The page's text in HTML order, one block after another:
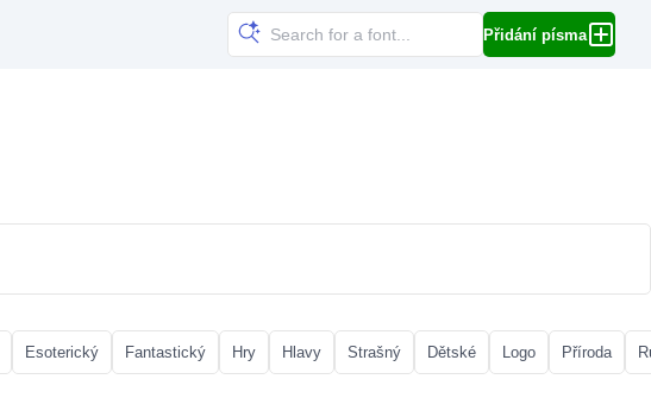
Přidání písma
Esoterický Fantastický Hry Hlavy Strašný Dětské Logo Příroda